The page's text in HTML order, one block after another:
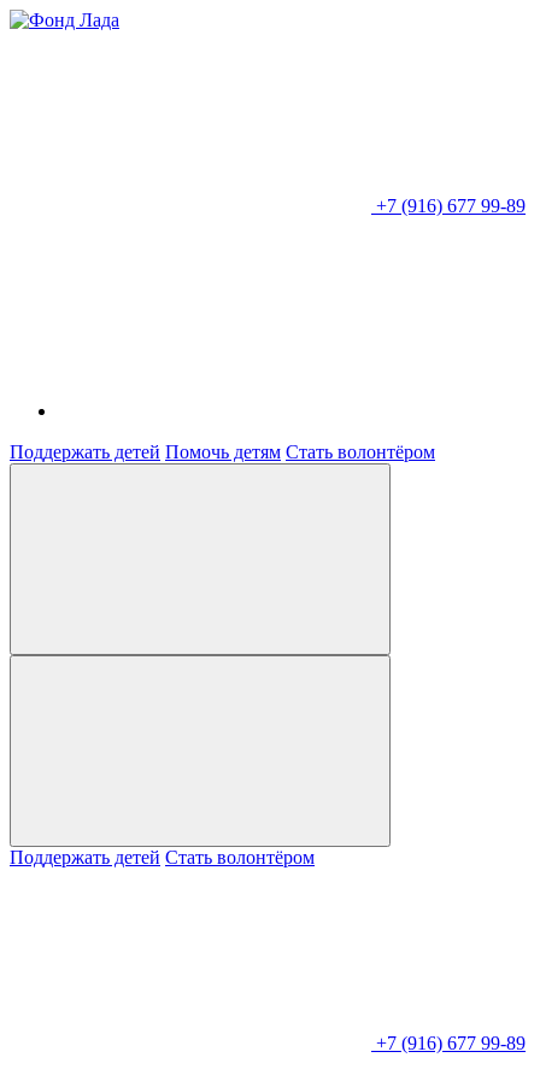
+7 (916) 677 99-89
Поддержать детей Помочь детям Стать волонтёром
Поддержать детей Стать волонтёром
+7 (916) 677 99-89